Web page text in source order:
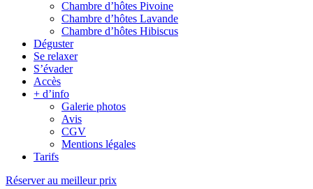
Chambre d’hôtes Pivoine
Chambre d’hôtes Lavande
Chambre d’hôtes Hibiscus
Déguster
Se relaxer
S’évader
Accès
+ d’info
Galerie photos
Avis
CGV
Mentions légales
Tarifs
Réserver au meilleur prix